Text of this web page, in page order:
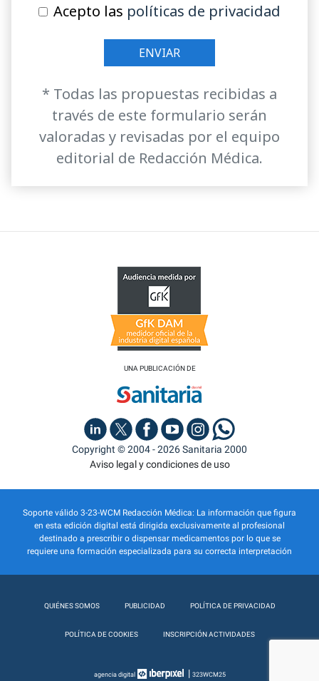
Acepto las políticas de privacidad
* Todas las propuestas recibidas a
través de este formulario serán
valoradas y revisadas por el equipo
editorial de Redacción Médica.
UNA PUBLICACIÓN DE
Copyright © 2004 - 2026 Sanitaria 2000
Aviso legal y condiciones de uso
Soporte válido 3-23-WCM Redacción Médica: La información que figura
en esta edición digital está dirigida exclusivamente al profesional
destinado a prescribir o dispensar medicamentos por lo que se
requiere una formación especializada para su correcta interpretación
QUIÉNES SOMOS PUBLICIDAD POLÍTICA DE PRIVACIDAD
POLÍTICA DE COOKIES INSCRIPCIÓN ACTIVIDADES
agencia digital | 323WCM25